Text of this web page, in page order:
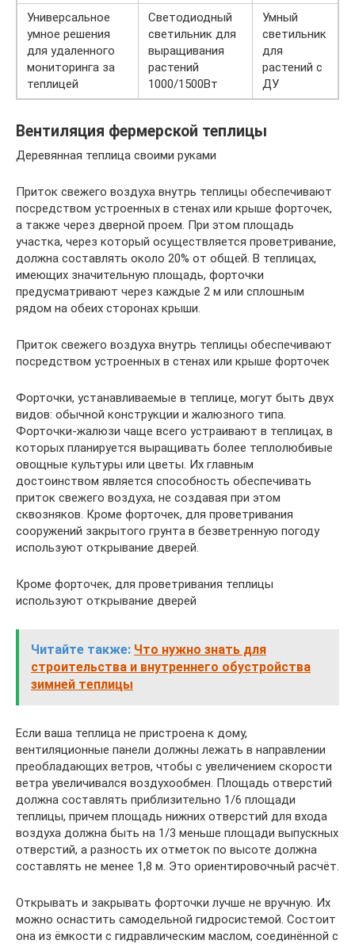
Универсальное
умное решения
для удаленного
мониторинга за
теплицей
Светодиодный
светильник для
выращивания
растений
1000/1500Вт
Умный
светильник
для
растений с
ДУ
Вентиляция фермерской теплицы
Деревянная теплица своими руками
Приток свежего воздуха внутрь теплицы обеспечивают
посредством устроенных в стенах или крыше форточек,
а также через дверной проем. При этом площадь
участка, через который осуществляется проветривание,
должна составлять около 20% от общей. В теплицах,
имеющих значительную площадь, форточки
предусматривают через каждые 2 м или сплошным
рядом на обеих сторонах крыши.
Приток свежего воздуха внутрь теплицы обеспечивают
посредством устроенных в стенах или крыше форточек
Форточки, устанавливаемые в теплице, могут быть двух
видов: обычной конструкции и жалюзного типа.
Форточки-жалюзи чаще всего устраивают в теплицах, в
которых планируется выращивать более теплолюбивые
овощные культуры или цветы. Их главным
достоинством является способность обеспечивать
приток свежего воздуха, не создавая при этом
сквозняков. Кроме форточек, для проветривания
сооружений закрытого грунта в безветренную погоду
используют открывание дверей.
Кроме форточек, для проветривания теплицы
используют открывание дверей
Читайте также: Что нужно знать для
строительства и внутреннего обустройства
зимней теплицы
Если ваша теплица не пристроена к дому,
вентиляционные панели должны лежать в направлении
преобладающих ветров, чтобы c увеличением скорости
ветра увеличивался воздухообмен. Площадь отверстий
должна составлять приблизительно 1/6 площади
теплицы, причем площадь нижних отверстий для входа
воздуха должна быть на 1/3 меньше площади выпускных
отверстий, a разность их отметок по высоте должна
составлять не менее 1,8 м. Это ориентировочный расчёт.
Открывать и закрывать форточки лучше не вручную. Их
можно оснастить самодельной гидросистемой. Состоит
она из ёмкости c гидравлическим маслом, соединённой с